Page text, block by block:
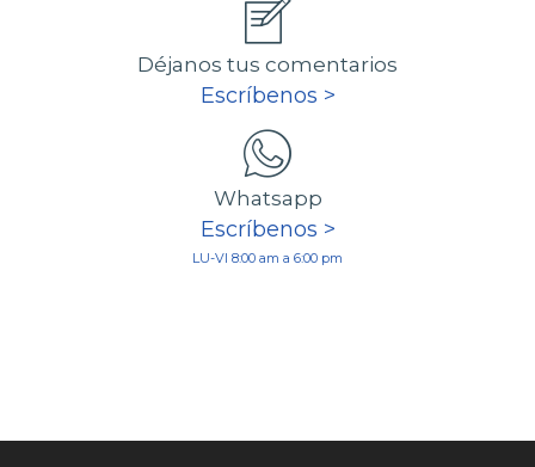
Déjanos tus comentarios
Escríbenos >
Whatsapp
Escríbenos >
LU-VI 8:00 am a 6:00 pm